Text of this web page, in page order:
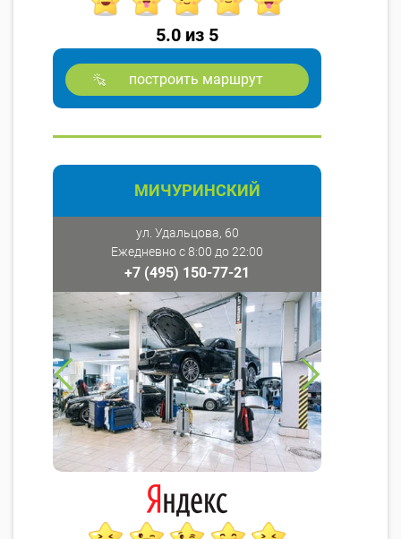
5.0 из 5
построить маршрут
МИЧУРИНСКИЙ
ул. Удальцова, 60
Ежедневно с 8:00 до 22:00
+7 (495) 150-77-21